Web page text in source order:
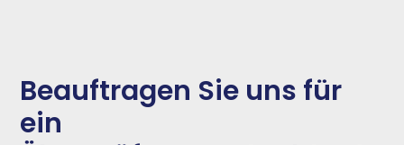
Beauftragen Sie uns für
ein